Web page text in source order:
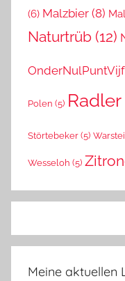
(6) Malzbier (8)
Naturtrüb (12)
OnderNulPuntVijf
Polen (5) Radler
Störtebeker (5)
Wesseloh (5)
Meine aktuellen